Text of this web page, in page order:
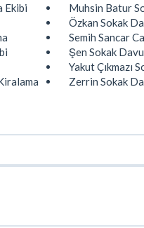
Ekibi
Muhsin Batur
Özkan Sokak
Semih Sancar
Şen Sokak
Yakut Çıkmazı
Zerrin Sokak